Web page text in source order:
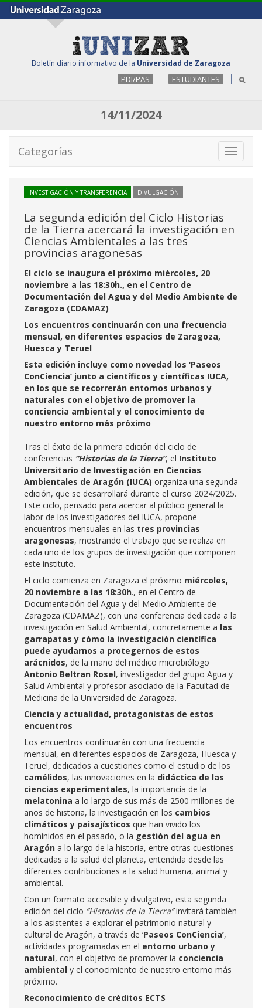
Boletín diario informativo de la Universidad de Zaragoza
PDI/PAS ESTUDIANTES
14/11/2024
Toggle
Categorías
INVESTIGACIÓN Y TRANSFERENCIA DIVULGACIÓN
La segunda edición del Ciclo Historias
de la Tierra acercará la investigación en
Ciencias Ambientales a las tres
provincias aragonesas
El ciclo se inaugura el próximo miércoles, 20
noviembre a las 18:30h., en el Centro de
Documentación del Agua y del Medio Ambiente de
Zaragoza (CDAMAZ)
Los encuentros continuarán con una frecuencia
mensual, en diferentes espacios de Zaragoza,
Huesca y Teruel
Esta edición incluye como novedad los ‘Paseos
ConCiencia’ junto a científicos y científicas IUCA,
en los que se recorrerán entornos urbanos y
naturales con el objetivo de promover la
conciencia ambiental y el conocimiento de
nuestro entorno más próximo
Tras el éxito de la primera edición del ciclo de
conferencias “Historias de la Tierra”, el Instituto
Universitario de Investigación en Ciencias
Ambientales de Aragón (IUCA) organiza una segunda
edición, que se desarrollará durante el curso 2024/2025.
Este ciclo, pensado para acercar al público general la
labor de los investigadores del IUCA, propone
encuentros mensuales en las tres provincias
aragonesas, mostrando el trabajo que se realiza en
cada uno de los grupos de investigación que componen
este instituto.
El ciclo comienza en Zaragoza el próximo miércoles,
20 noviembre a las 18:30h., en el Centro de
Documentación del Agua y del Medio Ambiente de
Zaragoza (CDAMAZ), con una conferencia dedicada a la
investigación en Salud Ambiental, concretamente a las
garrapatas y cómo la investigación científica
puede ayudarnos a protegernos de estos
arácnidos, de la mano del médico microbiólogo
Antonio Beltran Rosel, investigador del grupo Agua y
Salud Ambiental y profesor asociado de la Facultad de
Medicina de la Universidad de Zaragoza.
Ciencia y actualidad, protagonistas de estos
encuentros
Los encuentros continuarán con una frecuencia
mensual, en diferentes espacios de Zaragoza, Huesca y
Teruel, dedicados a cuestiones como el estudio de los
camélidos, las innovaciones en la didáctica de las
ciencias experimentales, la importancia de la
melatonina a lo largo de sus más de 2500 millones de
años de historia, la investigación en los cambios
climáticos y paisajísticos que han vivido los
homínidos en el pasado, o la gestión del agua en
Aragón a lo largo de la historia, entre otras cuestiones
dedicadas a la salud del planeta, entendida desde las
diferentes contribuciones a la salud humana, animal y
ambiental.
Con un formato accesible y divulgativo, esta segunda
edición del ciclo “Historias de la Tierra”invitará también
a los asistentes a explorar el patrimonio natural y
cultural de Aragón, a través de ‘Paseos ConCiencia’,
actividades programadas en el entorno urbano y
natural, con el objetivo de promover la conciencia
ambiental y el conocimiento de nuestro entorno más
próximo.
Reconocimiento de créditos ECTS